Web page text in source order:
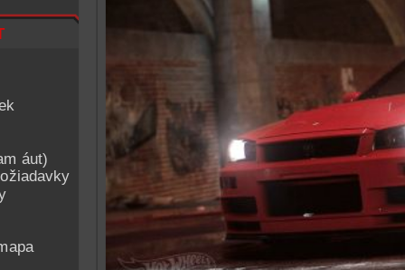
áut)